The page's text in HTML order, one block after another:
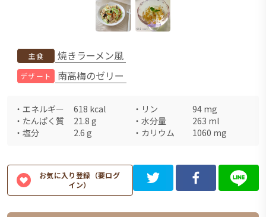
主食 焼きラーメン風
デザート 南高梅のゼリー
・ エネルギー 618 kcal ・ リン 94 mg
・ たんぱく質 21.8 g ・ 水分量 263 ml
・ 塩分 2.6 g ・ カリウム 1060 mg
お気に入り登録（要ログ
イン）